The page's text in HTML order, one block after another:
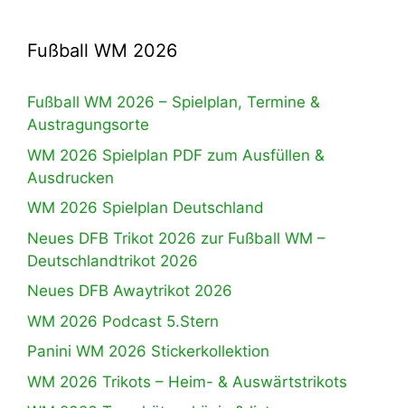
Fußball WM 2026
Fußball WM 2026 – Spielplan, Termine &
Austragungsorte
WM 2026 Spielplan PDF zum Ausfüllen &
Ausdrucken
WM 2026 Spielplan Deutschland
Neues DFB Trikot 2026 zur Fußball WM –
Deutschlandtrikot 2026
Neues DFB Awaytrikot 2026
WM 2026 Podcast 5.Stern
Panini WM 2026 Stickerkollektion
WM 2026 Trikots – Heim- & Auswärtstrikots